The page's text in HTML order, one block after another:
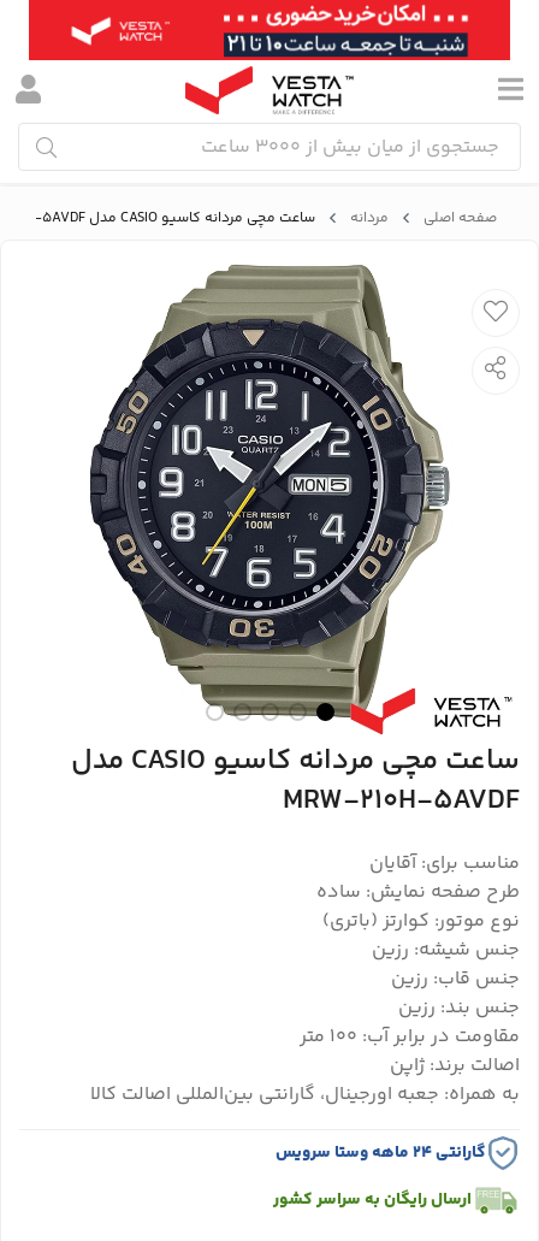
صفحه اصلی مردانه ساعت مچی مردانه کاسیو CASIO مدل MRW-210H-5AVDF
ساعت مچی مردانه کاسیو CASIO مدل
MRW-210H-5AVDF
مناسب برای: آقایان
طرح صفحه نمایش: ساده
نوع موتور: کوارتز (باتری)
جنس شیشه: رزین
جنس قاب: رزین
جنس بند: رزین
مقاومت در برابر آب: 100 متر
اصالت برند: ژاپن
به همراه: جعبه اورجینال، گارانتی بین‌المللی اصالت کالا
گارانتی ۲۴ ماهه وستا سرویس
ارسال رایگان به سراسر کشور